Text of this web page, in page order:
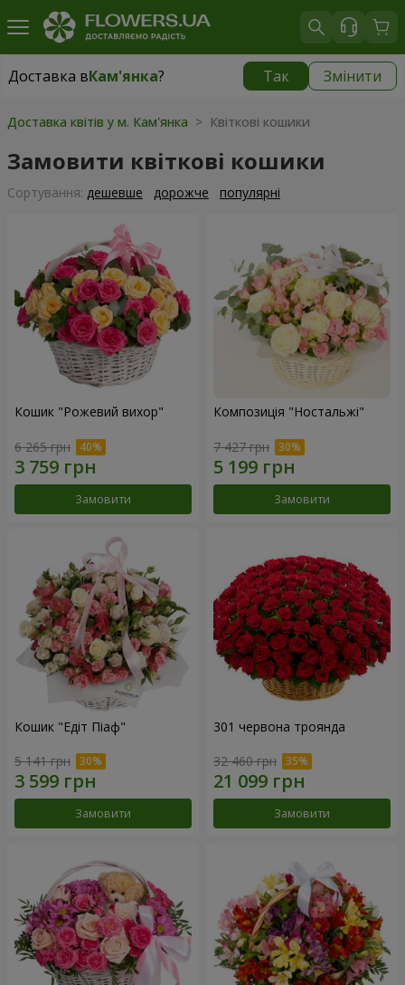
Доставка вКам'янка? Так Змінити
Доставка вКам'янка|
Доставка квітів у м. Кам'янка > Квіткові кошики
Замовити квіткові кошики
Сортування: дешевше дорожче популярні
Кошик "Рожевий вихор"
6 265 грн
Замовити
Композиція "Ностальжі"
7 427 грн
Замовити
Кошик "Едіт Піаф"
5 141 грн
Замовити
301 червона троянда
32 460 грн
Замовити